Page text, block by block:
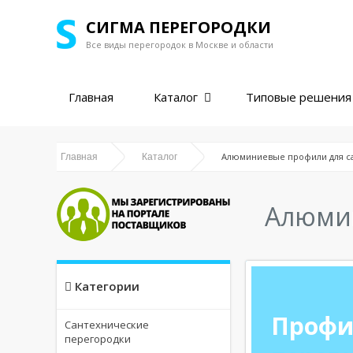
СИГМА ПЕРЕГОРОДКИ
Все виды перегородок в Москве и области
Главная Каталог Типовые решения
Главная Каталог Алюминиевые профили для
Категории
Сантехнические
перегородки